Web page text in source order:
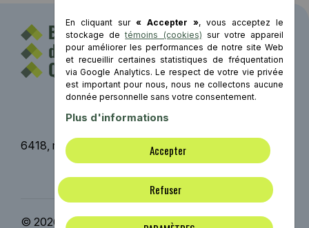
Contact
6418, rue St-Hubert, Montréal (Québec) H2S 2M2
© 2026 Bâtiment durable Québec | Tous droits
En cliquant sur « Accepter », vous acceptez le
stockage detémoins (cookies) sur votre appareil
pour améliorer les performances de notre site Web
et recueillir certaines statistiques de fréquentation
via Google Analytics. Le respect de votre vie privée
est important pour nous, nous ne collectons aucune
donnée personnelle sans votre consentement.
Plus d'informations
Accepter
Refuser